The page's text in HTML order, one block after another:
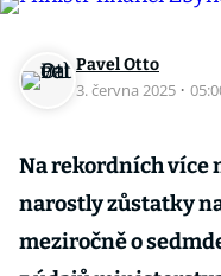
Pavel Otto
3. června 2025 ·
Na rekordních více
narostly zůstatky
meziročně o